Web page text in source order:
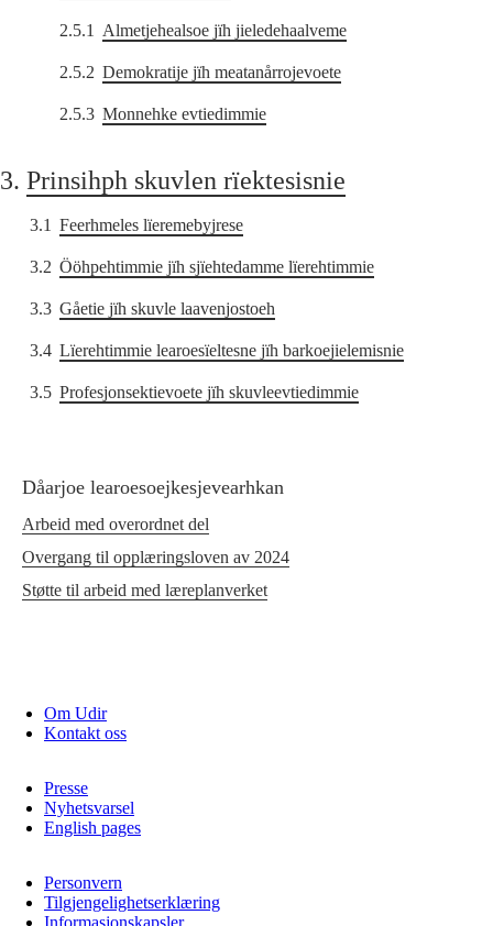
2.5.1 Almetjehealsoe jïh jieledehaalveme
2.5.2 Demokratije jïh meatanårrojevoete
2.5.3 Monnehke evtiedimmie
3. Prinsihph skuvlen rïektesisnie
3.1 Feerhmeles lïeremebyjrese
3.2 Ööhpehtimmie jïh sjïehtedamme lïerehtimmie
3.3 Gåetie jïh skuvle laavenjostoeh
3.4 Lïerehtimmie learoesïeltesne jïh barkoejielemisnie
3.5 Profesjonsektievoete jïh skuvleevtiedimmie
Dåarjoe learoesoejkesjevearhkan
Arbeid med overordnet del
Overgang til opplæringsloven av 2024
Støtte til arbeid med læreplanverket
Om Udir
Kontakt oss
Presse
Nyhetsvarsel
English pages
Personvern
Tilgjengelighetserklæring